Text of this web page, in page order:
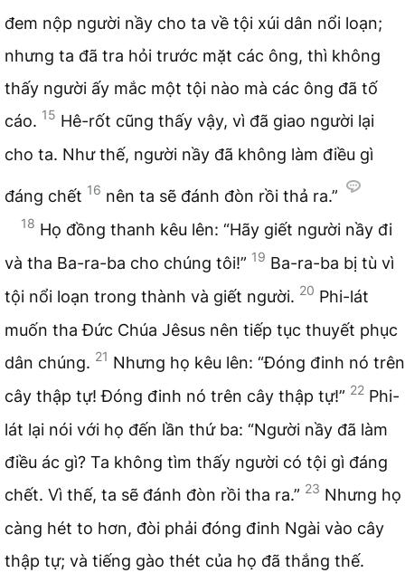
đem nộp người nầy cho ta về tội xúi dân nổi loạn;
nhưng ta đã tra hỏi trước mặt các ông, thì không
thấy người ấy mắc một tội nào mà các ông đã tố
cáo. 15 Hê-rốt cũng thấy vậy, vì đã giao người lại
cho ta. Như thế, người nầy đã không làm điều gì
đáng chết 16 nên ta sẽ đánh đòn rồi thả ra.”
18 Họ đồng thanh kêu lên: “Hãy giết người nầy đi
và tha Ba-ra-ba cho chúng tôi!” 19 Ba-ra-ba bị tù vì
tội nổi loạn trong thành và giết người. 20 Phi-lát
muốn tha Đức Chúa Jêsus nên tiếp tục thuyết phục
dân chúng. 21 Nhưng họ kêu lên: “Đóng đinh nó trên
cây thập tự! Đóng đinh nó trên cây thập tự!” 22 Phi-
lát lại nói với họ đến lần thứ ba: “Người nầy đã làm
điều ác gì? Ta không tìm thấy người có tội gì đáng
chết. Vì thế, ta sẽ đánh đòn rồi tha ra.” 23 Nhưng họ
càng hét to hơn, đòi phải đóng đinh Ngài vào cây
thập tự; và tiếng gào thét của họ đã thắng thế.